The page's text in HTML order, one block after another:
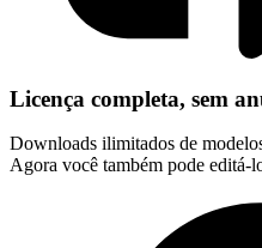
Licença completa, sem
Downloads ilimitados de
Agora você também pode editá-